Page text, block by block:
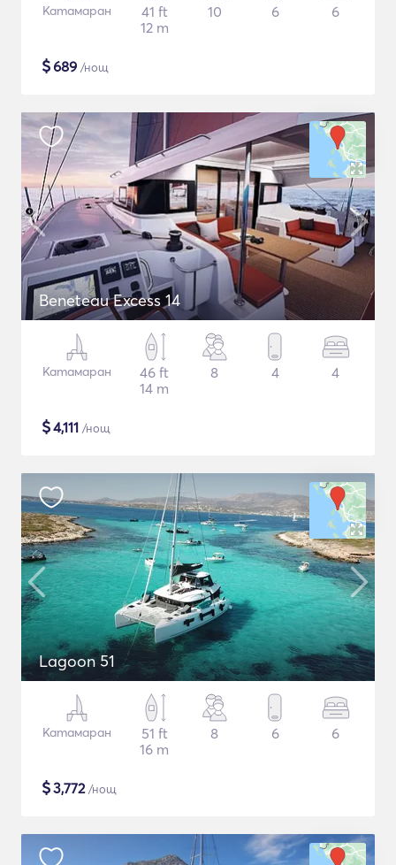
Катамаран
41 ft
12 m
10 6 6
$689 /нощ
Beneteau Excess 14
Катамаран
46 ft
14 m
8 4 4
$4,111 /нощ
Lagoon 51
Катамаран
51 ft
16 m
8 6 6
$3,772/нощ